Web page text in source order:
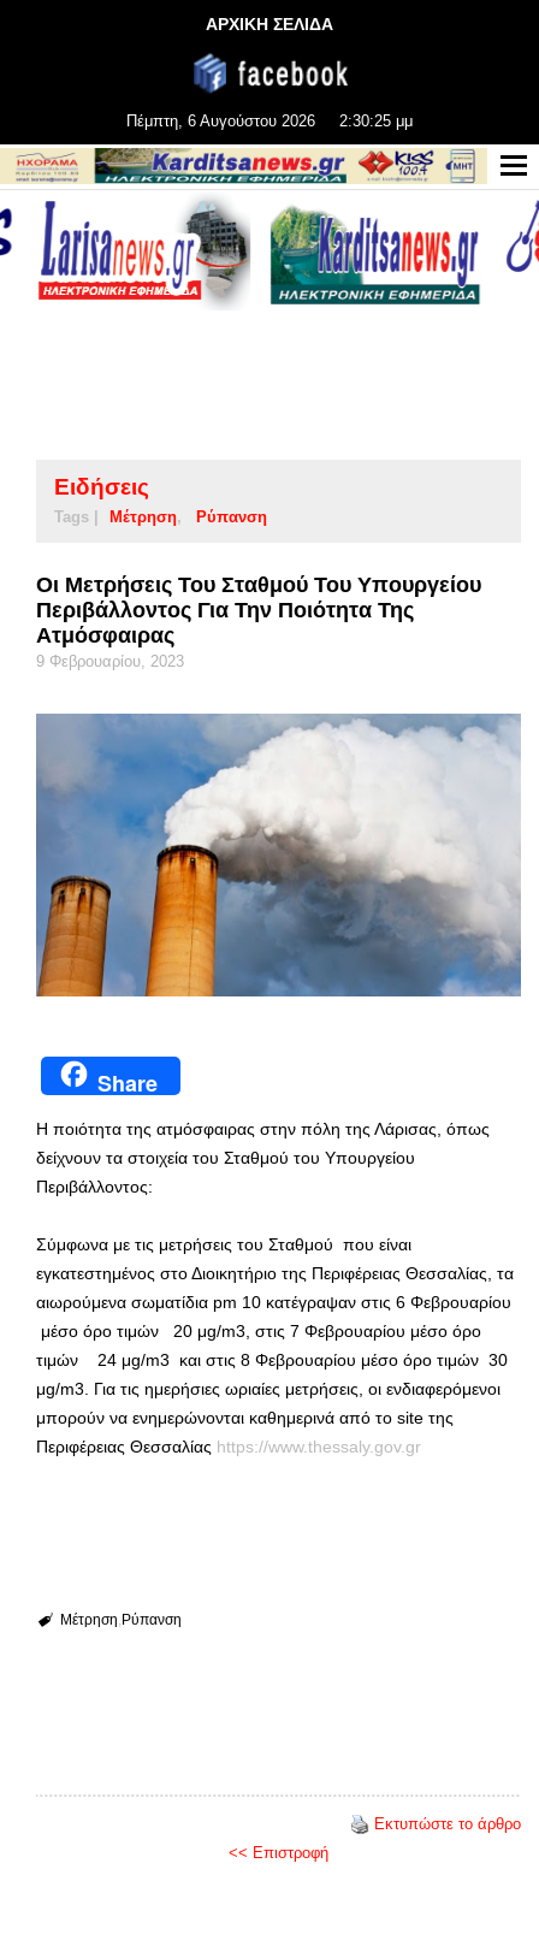
ΑΡΧΙΚΗ ΣΕΛΙΔΑ
Πέμπτη, 6 Αυγούστου 2026 2:30:25 μμ
Ειδήσεις
Tags | Μέτρηση Ρύπανση
Οι Μετρήσεις Του Σταθμού Του Υπουργείου
Περιβάλλοντος Για Την Ποιότητα Της
Ατμόσφαιρας
9 Φεβρουαρίου, 2023
Share
Η ποιότητα της ατμόσφαιρας στην πόλη της Λάρισας, όπως
δείχνουν τα στοιχεία του Σταθμού του Υπουργείου
Περιβάλλοντος:
Σύμφωνα με τις μετρήσεις του Σταθμού που είναι
εγκατεστημένος στο Διοικητήριο της Περιφέρειας Θεσσαλίας, τα
αιωρούμενα σωματίδια pm 10 κατέγραψαν στις 6 Φεβρουαρίου
μέσο όρο τιμών 20 μg/m3, στις 7 Φεβρουαρίου μέσο όρο
τιμών 24 μg/m3 και στις 8 Φεβρουαρίου μέσο όρο τιμών 30
μg/m3. Για τις ημερήσιες ωριαίες μετρήσεις, οι ενδιαφερόμενοι
μπορούν να ενημερώνονται καθημερινά από το site της
Περιφέρειας Θεσσαλίας https://www.thessaly.gov.gr
Μέτρηση Ρύπανση
Εκτυπώστε το άρθρο
<< Επιστροφή